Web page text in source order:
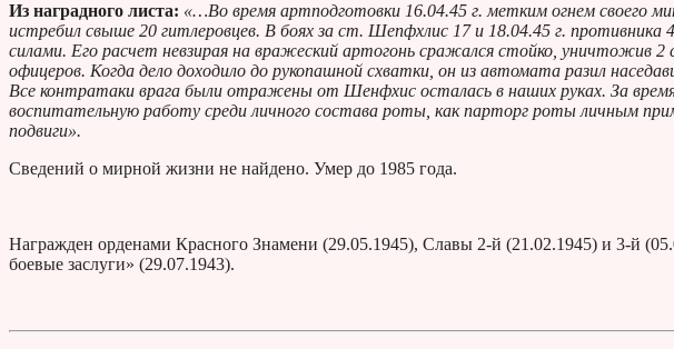
Из наградного листа: «…Во время артподготовки 16.04.45 г. метким огнем своего
истребил свыше 20 гитлеровцев. В боях за ст. Шепфхлис 17 и 18.04.45 г. противника
силами. Его расчет невзирая на вражеский артогонь сражался стойко, уничтожив
офицеров. Когда дело доходило до рукопашной схватки, он из автомата разил
Все контратаки врага были отражены от Шенфхис осталась в наших руках. За
воспитательную работу среди личного состава роты, как парторг роты личным
подвиги».
Сведений о мирной жизни не найдено. Умер до 1985 года.
Награжден орденами Красного Знамени (29.05.1945), Славы 2-й (21.02.1945) и 3-й
боевые заслуги» (29.07.1943).